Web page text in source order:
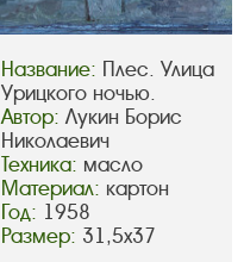
Название: Плес. Улица
Урицкого ночью.
Автор: Лукин Борис
Николаевич
Техника: масло
Материал: картон
Год: 1958
Размер: 31,5х37